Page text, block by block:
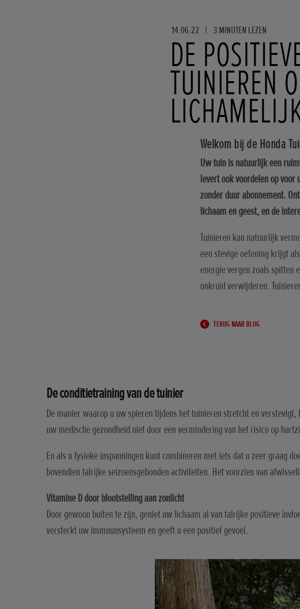
14.06.22 | 3 MINUTEN LEZEN
DE
TUINIEREN
Welkom bij de Honda
Uw tuin is natuurlijk een
levert ook voordelen op voor
zonder duur abonnement.
lichaam en geest, en de
Tuinieren kan natuurlijk
een stevige oefening krijgt
energie vergen zoals spitten
onkruid verwijderen.
TERUG NAAR BLOG
De conditietraining van de tuinier
De manier waarop u uw spieren tijdens het tuinieren stretcht en
uw medische gezondheid niet door een vermindering van het risico op
En als u fysieke inspanningen kunt combineren met iets dat u zeer graag
bovendien talrijke seizoensgebonden activiteiten. Het voorzien van
Vitamine D door blootstelling aan zonlicht
Door gewoon buiten te zijn, geniet uw lichaam al van talrijke positieve
versterkt uw immuunsysteem en geeft u een positief gevoel.